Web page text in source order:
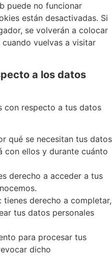
puede no funcionar
están desactivadas. Si
se volverán a colocar
vuelvas a visitar
a los datos
con respecto a tus datos
qué se necesitan tus datos
con ellos y durante cuánto
derecho a acceder a tus
derecho a completar,
tus datos personales
para procesar tus
dicho